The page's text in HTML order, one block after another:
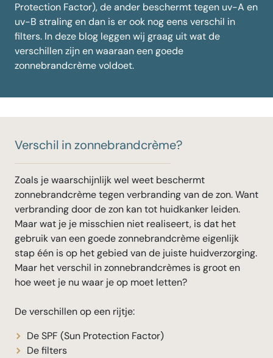
Protection Factor), de ander beschermt tegen uv-A en
uv-B straling en dan is er ook nog eens verschil in
filters. In deze blog leggen wij graag uit wat de
verschillen zijn en waaraan een goede
zonnebrandcrème voldoet.
Verschil in zonnebrandcrème?
Zoals je waarschijnlijk wel weet beschermt
zonnebrandcrème tegen verbranding van de zon. Want
verbranding door de zon kan tot huidkanker leiden.
Maar wat je je misschien niet realiseert, is dat het
gebruik van een goede zonnebrandcrème eigenlijk
stap één is op het gebied van de juiste huidverzorging.
Maar het verschil in zonnebrandcrèmes is groot en
hoe weet je nu waar je op moet letten?
De verschillen op een rijtje:
De SPF (Sun Protection Factor)
De filters